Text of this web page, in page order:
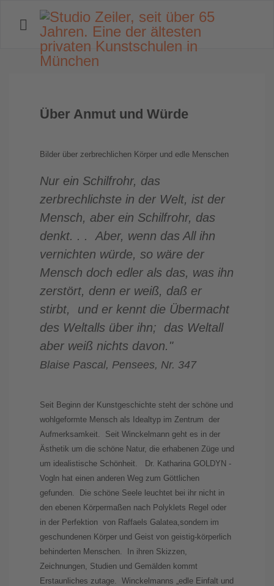
Über Anmut und Würde
Bilder über zerbrechlichen Körper und edle Menschen
Nur ein Schilfrohr, das
zerbrechlichste in der Welt, ist der
Mensch, aber ein Schilfrohr, das
denkt. . . Aber, wenn das All ihn
vernichten würde, so wäre der
Mensch doch edler als das, was ihn
zerstört, denn er weiß, daß er
stirbt, und er kennt die Übermacht
des Weltalls über ihn; das Weltall
aber weiß nichts davon."
Blaise Pascal, Pensees, Nr. 347
Seit Beginn der Kunstgeschichte steht der schöne und
wohlgeformte Mensch als Idealtyp im Zentrum der
Aufmerksamkeit. Seit Winckelmann geht es in der
Ästhetik um die schöne Natur, die erhabenen Züge und
um idealistische Schönheit. Dr. Katharina GOLDYN -
Vogln hat einen anderen Weg zum Göttlichen
gefunden. Die schöne Seele leuchtet bei ihr nicht in
den ebenen Körpermaßen nach Polyklets Regel oder
in der Perfektion von Raffaels Galatea,sondern im
geschundenen Körper und Geist von geistig-körperlich
behinderten Menschen. In ihren Skizzen,
Zeichnungen, Studien und Gemälden kommt
Erstaunliches zutage. Winckelmanns „edle Einfalt und